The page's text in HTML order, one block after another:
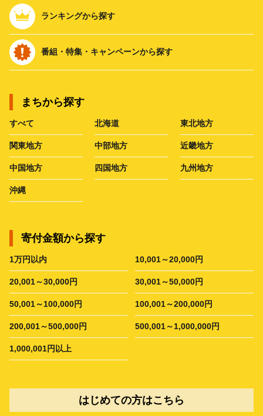
ランキングから探す
番組・特集・キャンペーンから探す
まちから探す
すべて 北海道 東北地方
関東地方 中部地方 近畿地方
中国地方 四国地方 九州地方
沖縄
寄付金額から探す
1万円以内 10,001～20,000円
20,001～30,000円 30,001～50,000円
50,001～100,000円 100,001～200,000円
200,001～500,000円 500,001～1,000,000円
1,000,001円以上
はじめての方はこちら